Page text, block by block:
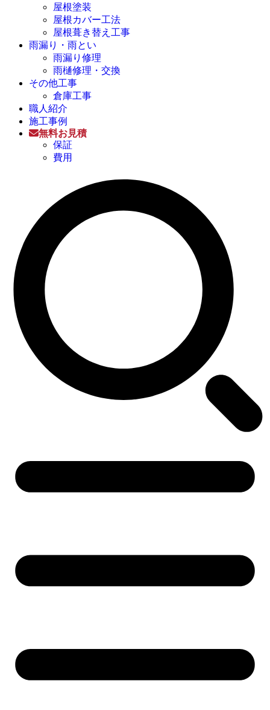
屋根塗装
屋根カバー工法
屋根葺き替え工事
雨漏り・雨とい
雨漏り修理
雨樋修理・交換
その他工事
倉庫工事
職人紹介
施工事例
無料お見積
保証
費用